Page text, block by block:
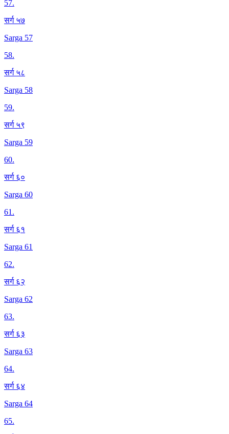
57.
सर्ग ५७
Sarga 57
58.
सर्ग ५८
Sarga 58
59.
सर्ग ५९
Sarga 59
60.
सर्ग ६०
Sarga 60
61.
सर्ग ६१
Sarga 61
62.
सर्ग ६२
Sarga 62
63.
सर्ग ६३
Sarga 63
64.
सर्ग ६४
Sarga 64
65.